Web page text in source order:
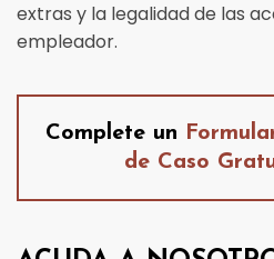
extras y la legalidad de las
empleador.
Complete un
de Caso